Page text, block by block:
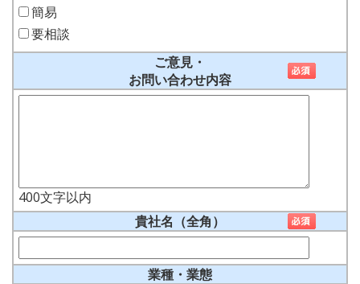
簡易
要相談
ご意見・
お問い合わせ内容
400文字以内
貴社名（全角）
業種・業態